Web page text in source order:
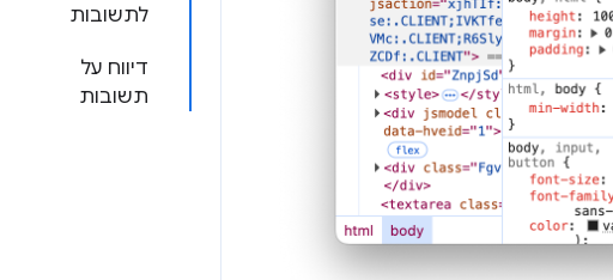
לתשובות
דיווח על
תשובות